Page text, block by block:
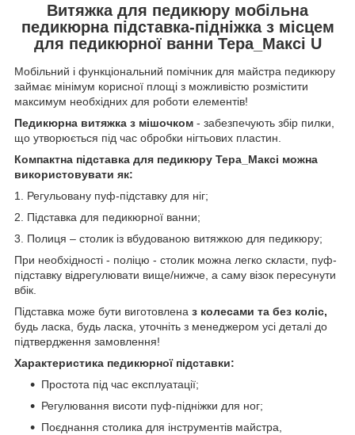
Витяжка для педикюру мобільна
педикюрна підставка-підніжка з місцем
для педикюрної ванни Тера_Максі U
Мобільний і функціональний помічник для майстра педикюру
займає мінімум корисної площі з можливістю розмістити
максимум необхідних для роботи елементів!
Педикюрна витяжка з мішочком - забезпечують збір пилки,
що утворюється під час обробки нігтьових пластин.
Компактна підставка для педикюру Тера_Максі можна
використовувати як:
1. Регульовану пуф-підставку для ніг;
2. Підставка для педикюрної ванни;
3. Полиця – столик із вбудованою витяжкою для педикюру;
При необхідності - поліцю - столик можна легко скласти, пуф-
підставку відрегулювати вище/нижче, а саму візок пересунути
вбік.
Підставка може бути виготовлена ​​ з колесами та без коліс,
будь ласка, будь ласка, уточніть з менеджером усі деталі до
підтвердження замовлення!
Характеристика педикюрної підставки:
Простота під час експлуатації;
Регулювання висоти пуф-підніжки для ног;
Поєднання столика для інструментів майстра,